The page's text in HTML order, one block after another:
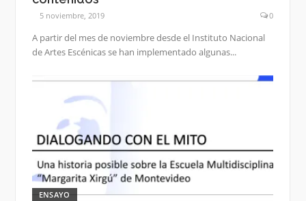
5 noviembre, 2019 0
A partir del mes de noviembre desde el Instituto Nacional
de Artes Escénicas se han implementado algunas...
ENSAYO